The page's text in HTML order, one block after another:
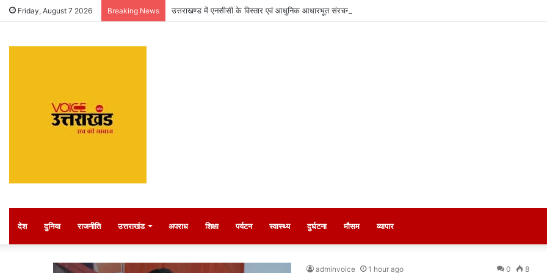
Friday, August 7 2026 Breaking News उत्तराखण्ड में एनसीसी के विस्तार एवं आधुनिक आधारभूत संरचना के विकास पर हुई महत्वपूर्ण चर्चा
देश दुनिया राजनीति उत्तराखंड अपराध शिक्षा पर्यटन स्वास्थ्य दुर्घटना मौसम व्यापार
adminvoice 1 hour ago 0 8